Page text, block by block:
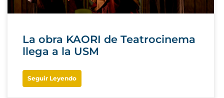
La obra KAORI de Teatrocinema
llega a la USM
Seguir Leyendo